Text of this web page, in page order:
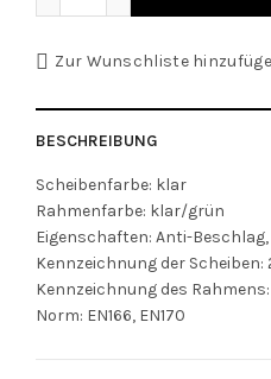
Zur Wunschliste
BESCHREIBUNG
Scheibenfarbe: klar
Rahmenfarbe: klar/grün
Eigenschaften: Anti-
Kennzeichnung der Scheiben:
Kennzeichnung des Rahmens:
Norm: EN166, EN170